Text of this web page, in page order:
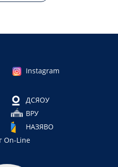
Instagram
ДСЯОУ
ВРУ
НАЗЯВО
On-Line